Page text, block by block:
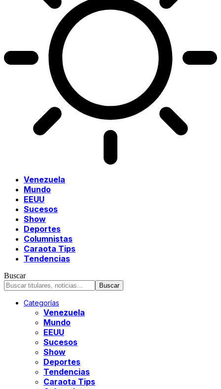
Venezuela
Mundo
EEUU
Sucesos
Show
Deportes
Columnistas
Caraota Tips
Tendencias
Buscar
Categorías
Venezuela
Mundo
EEUU
Sucesos
Show
Deportes
Tendencias
Caraota Tips